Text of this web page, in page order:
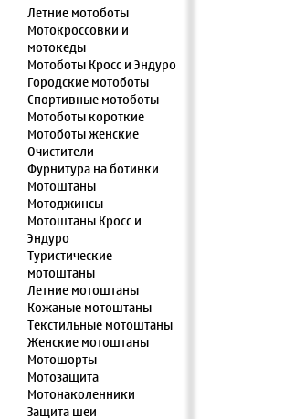
Летние мотоботы
Мотокроссовки и
мотокеды
Мотоботы Кросс и Эндуро
Городские мотоботы
Спортивные мотоботы
Мотоботы короткие
Мотоботы женские
Очистители
Фурнитура на ботинки
Мотоштаны
Мотоджинсы
Мотоштаны Кросс и
Эндуро
Туристические
мотоштаны
Летние мотоштаны
Кожаные мотоштаны
Текстильные мотоштаны
Женские мотоштаны
Мотошорты
Мотозащита
Мотонаколенники
Защита шеи